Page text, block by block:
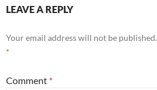
LEAVE A REPLY
Your email address will not be published.
*
Comment *